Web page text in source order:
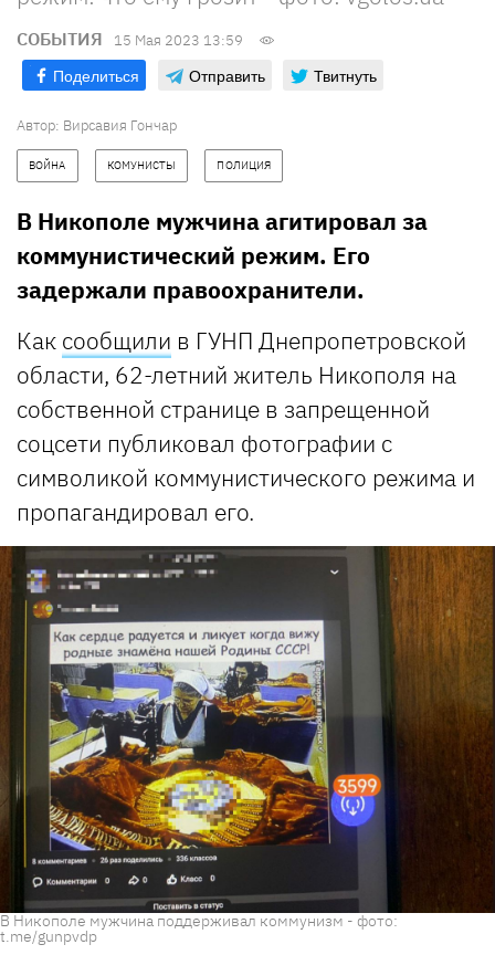
СОБЫТИЯ 15 Мая 2023 13:59
Поделиться Отправить Твитнуть
Автор: Вирсавия Гончар
ВОЙНА КОМУНИСТЫ ПОЛИЦИЯ
В Никополе мужчина агитировал за
коммунистический режим. Его
задержали правоохранители.
Как сообщили в ГУНП Днепропетровской
области, 62-летний житель Никополя на
собственной странице в запрещенной
соцсети публиковал фотографии с
символикой коммунистического режима и
пропагандировал его.
В Никополе мужчина поддерживал коммунизм - фото:
t.me/gunpvdp